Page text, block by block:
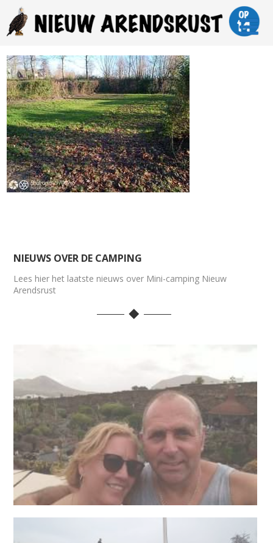
NIEUWS OVER DE CAMPING
Lees hier het laatste nieuws over Mini-camping Nieuw
Arendsrust